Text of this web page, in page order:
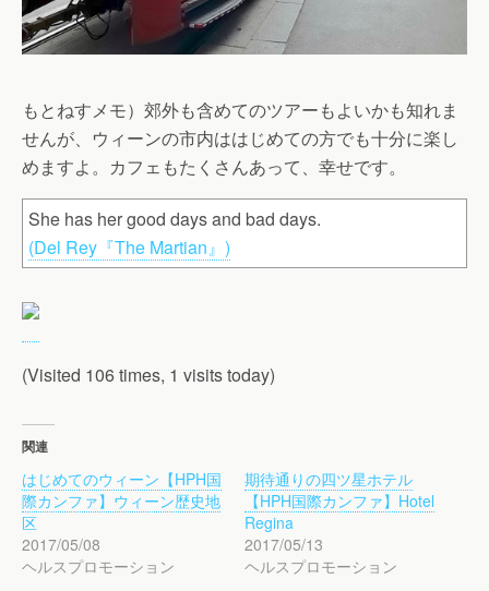
もとねすメモ）郊外も含めてのツアーもよいかも知れま
せんが、ウィーンの市内ははじめての方でも十分に楽し
めますよ。カフェもたくさんあって、幸せです。
She has her good days and bad days.
(Del Rey『The Martian』)
(Visited 106 times, 1 visits today)
関連
はじめてのウィーン【HPH国
際カンファ】ウィーン歴史地
区
2017/05/08
ヘルスプロモーション
期待通りの四ツ星ホテル
【HPH国際カンファ】Hotel
Regina
2017/05/13
ヘルスプロモーション